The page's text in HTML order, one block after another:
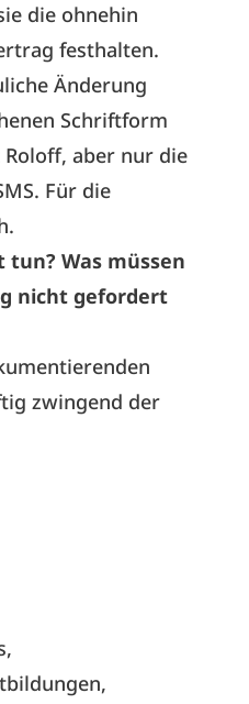
die ohnehin
festhalten.
Änderung
Schriftform
aber nur die
Für die
Was müssen
nicht gefordert
zwingend der